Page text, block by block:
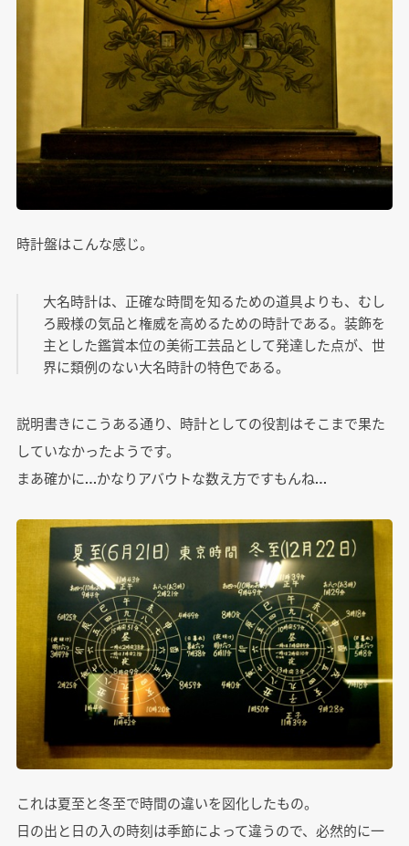
時計盤はこんな感じ。
大名時計は、正確な時間を知るための道具よりも、むし
ろ殿様の気品と権威を高めるための時計である。装飾を
主とした鑑賞本位の美術工芸品として発達した点が、世
界に類例のない大名時計の特色である。
説明書きにこうある通り、時計としての役割はそこまで果た
していなかったようです。
まあ確かに…かなりアバウトな数え方ですもんね…
これは夏至と冬至で時間の違いを図化したもの。
日の出と日の入の時刻は季節によって違うので、必然的に一